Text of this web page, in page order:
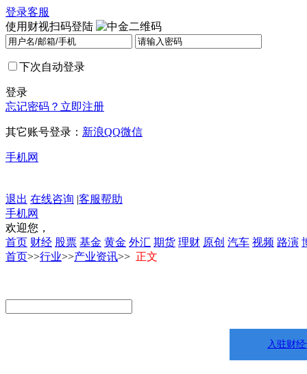
登录客服
使用财视扫码登陆
下次自动登录
登录
忘记密码？ 立即注册
其它账号登录： 新浪QQ微信
手机网
退出 在线咨询 |客服帮助
手机网
欢迎您，
首页 财经 股票 基金 黄金 外汇 期货 理财 原创 汽车 视频 路演
首页>>行业>>产业资讯>> 正文
入驻财